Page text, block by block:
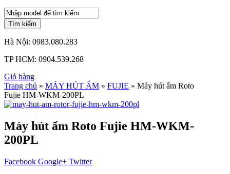
Tìm kiếm
Hà Nội: 0983.080.283
TP HCM: 0904.539.268
Giỏ hàng
Trang chủ » MÁY HÚT ẨM » FUJIE » Máy hút ẩm Roto
Fujie HM-WKM-200PL
Máy hút ẩm Roto Fujie HM-WKM-
200PL
Facebook Google+ Twitter